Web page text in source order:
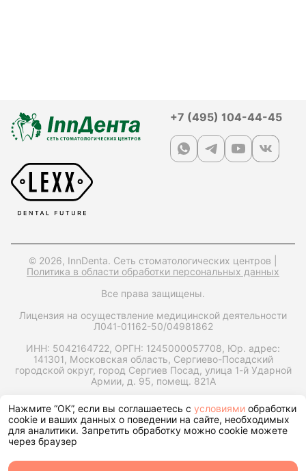
+7 (495) 104-44-45
© 2026, InnDenta. Сеть стоматологических центров |
Политика в области обработки персональных данных
Все права защищены.
Лицензия на осуществление медицинской деятельности
Л041-01162-50/04981862
ИНН: 5042164722, ОРГН: 1245000057708, Юр. адрес:
141301, Московская область, Сергиево-Посадский
городской округ, город Сергиев Посад, улица 1-й Ударной
Армии, д. 95, помещ. 821А
Запрос справки на налоговый вычет
Нажмите “ОК”, если вы соглашаетесь с условиями обработки
cookie и ваших данных о поведении на сайте, необходимых
для аналитики. Запретить обработку можно cookie можете
через браузер